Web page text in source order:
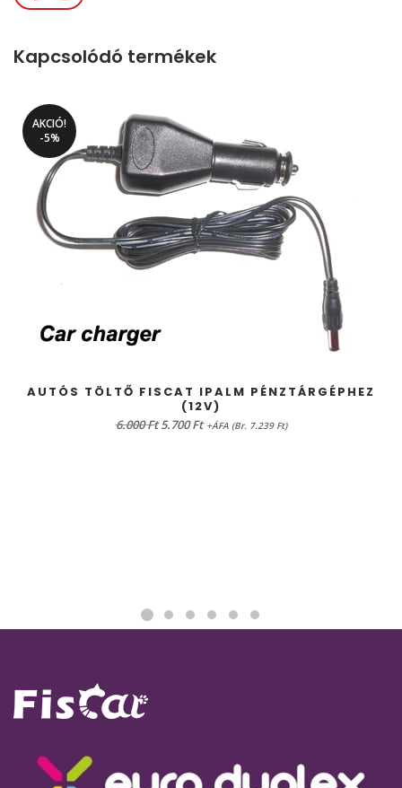
Kapcsolódó termékek
AKCIÓ!
-5%
KOSÁRBA TESZEM
AUTÓS TÖLTŐ FISCAT IPALM PÉNZTÁRGÉPHEZ
(12V)
6.000FtOriginal
5.700FtCurrent
+ÁFA (Br. 7.239 Ft)